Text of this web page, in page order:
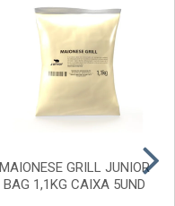
MAIONESE GRILL JUNIOR
BAG 1,1KG CAIXA 5UND